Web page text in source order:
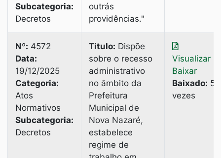
Subcategoria:
Decretos
outrás
providências."
Nº: 4572
Data:
19/12/2025
Categoria:
Atos
Normativos
Subcategoria:
Decretos
Titulo: Dispõe
sobre o recesso
administrativo
no âmbito da
Prefeitura
Municipal de
Nova Nazaré,
estabelece
regime de
Visualizar
Baixar
Baixado: 5
vezes